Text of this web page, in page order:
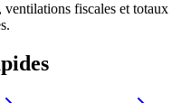
fiscales et totaux